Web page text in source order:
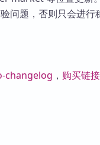
Obsidian 社区插
知识管理
ZK
问题，否则只会进行
changelog ， 购买链接